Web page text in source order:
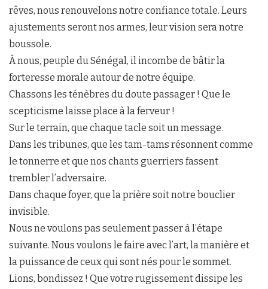
rêves, nous renouvelons notre confiance totale. Leurs
ajustements seront nos armes, leur vision sera notre
boussole.
À nous, peuple du Sénégal, il incombe de bâtir la
forteresse morale autour de notre équipe.
Chassons les ténèbres du doute passager ! Que le
scepticisme laisse place à la ferveur !
Sur le terrain, que chaque tacle soit un message.
Dans les tribunes, que les tam-tams résonnent comme
le tonnerre et que nos chants guerriers fassent
trembler l’adversaire.
Dans chaque foyer, que la prière soit notre bouclier
invisible.
Nous ne voulons pas seulement passer à l’étape
suivante. Nous voulons le faire avec l’art, la manière et
la puissance de ceux qui sont nés pour le sommet.
Lions, bondissez ! Que votre rugissement dissipe les